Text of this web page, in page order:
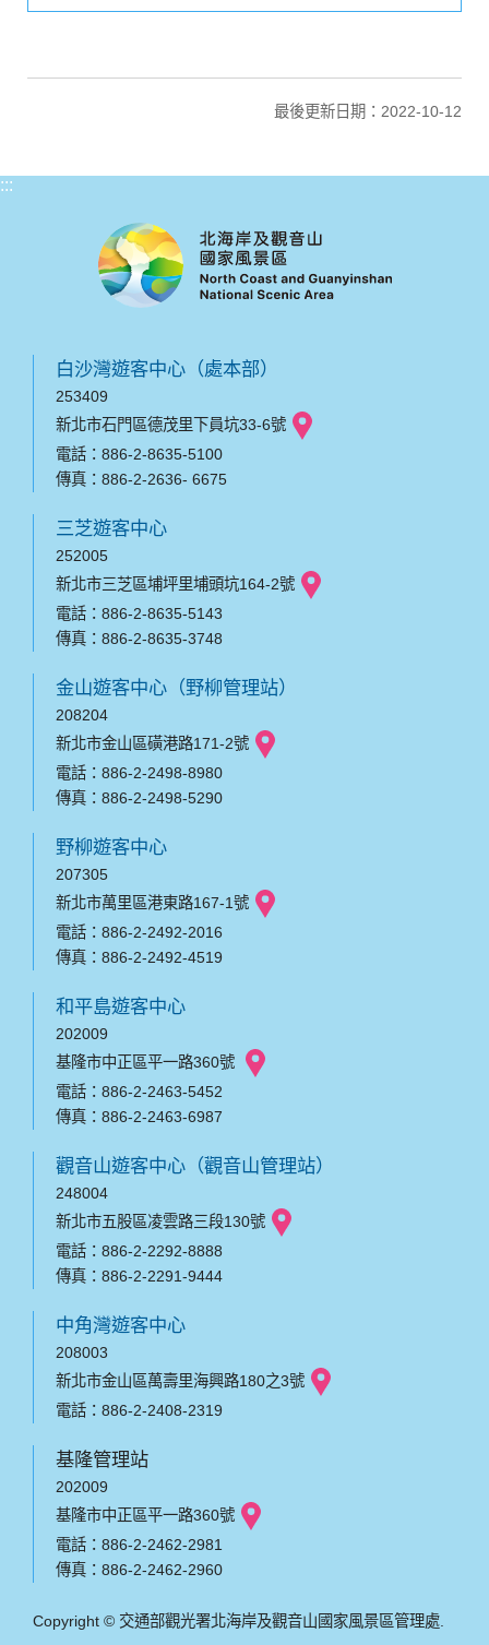
最後更新日期：2022-10-12
:::
白沙灣遊客中心（處本部）
253409
新北市石門區德茂里下員坑33-6號
電話：886-2-8635-5100
傳真：886-2-2636- 6675
三芝遊客中心
252005
新北市三芝區埔坪里埔頭坑164-2號
電話：886-2-8635-5143
傳真：886-2-8635-3748
金山遊客中心（野柳管理站）
208204
新北市金山區磺港路171-2號
電話：886-2-2498-8980
傳真：886-2-2498-5290
野柳遊客中心
207305
新北市萬里區港東路167-1號
電話：886-2-2492-2016
傳真：886-2-2492-4519
和平島遊客中心
202009
基隆市中正區平一路360號
電話：886-2-2463-5452
傳真：886-2-2463-6987
觀音山遊客中心（觀音山管理站）
248004
新北市五股區凌雲路三段130號
電話：886-2-2292-8888
傳真：886-2-2291-9444
中角灣遊客中心
208003
新北市金山區萬壽里海興路180之3號
電話：886-2-2408-2319
基隆管理站
202009
基隆市中正區平一路360號
電話：886-2-2462-2981
傳真：886-2-2462-2960
Copyright © 交通部觀光署北海岸及觀音山國家風景區管理處.